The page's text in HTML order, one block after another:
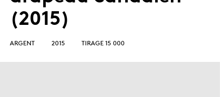
(2015)
ARGENT 2015 TIRAGE 15 000